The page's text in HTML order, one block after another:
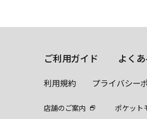
ご利用ガイド よく
利用規約 プライバシー
店舗のご案内 ポケット